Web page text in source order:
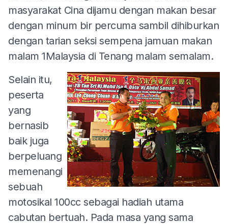
masyarakat Cina dijamu dengan makan besar
dengan minum bir percuma sambil dihiburkan
dengan tarian seksi sempena jamuan makan
malam 1Malaysia di Tenang malam semalam.
Selain itu,
peserta
yang
bernasib
baik juga
berpeluang
memenangi
sebuah
motosikal 100cc sebagai hadiah utama
cabutan bertuah. Pada masa yang sama